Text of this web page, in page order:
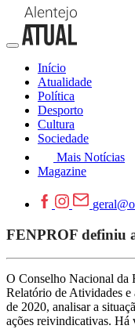
Início
Atualidade
Política
Desporto
Cultura
Sociedade
Mais Notícias
Magazine
FENPROF definiu
O Conselho Nacional da
Relatório de Atividades e
de 2020, analisar a
ações reivindicativas. Há